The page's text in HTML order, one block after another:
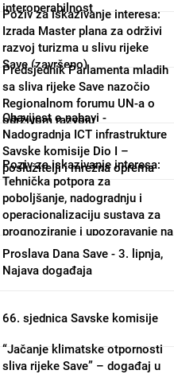
interoperabilnost
Poziv za iskazivanje interesa:
Izrada Master plana za održivi
razvoj turizma u slivu rijeke
Save (završeno)
Predsjednik Parlamenta mladih
sa sliva rijeke Save nazočio
Regionalnom forumu UN-a o
održivom razvoju
Obavijest o nabavi -
Nadogradnja ICT infrastrukture
Savske komisije Dio I –
poslužitelji i mrežna oprema
(završeno)
Poziv za iskazivanje interesa:
Tehnička potpora za
poboljšanje, nadogradnju i
operacionalizaciju sustava za
prognoziranje i upozoravanje na
poplave i male vode (završeno)
Proslava Dana Save - 3. lipnja,
Najava događaja
66. sjednica Savske komisije
“Jačanje klimatske otpornosti
sliva rijeke Save” – događaj u